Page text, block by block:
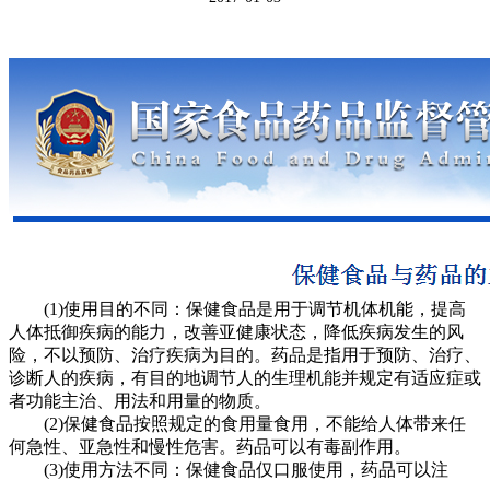
(1)使用目的不同：保健食品是用于调节机体机能，提高
人体抵御疾病的能力，改善亚健康状态，降低疾病发生的风
险，不以预防、治疗疾病为目的。药品是指用于预防、治疗、
诊断人的疾病，有目的地调节人的生理机能并规定有适应症或
者功能主治、用法和用量的物质。
(2)保健食品按照规定的食用量食用，不能给人体带来任
何急性、亚急性和慢性危害。药品可以有毒副作用。
(3)使用方法不同：保健食品仅口服使用，药品可以注